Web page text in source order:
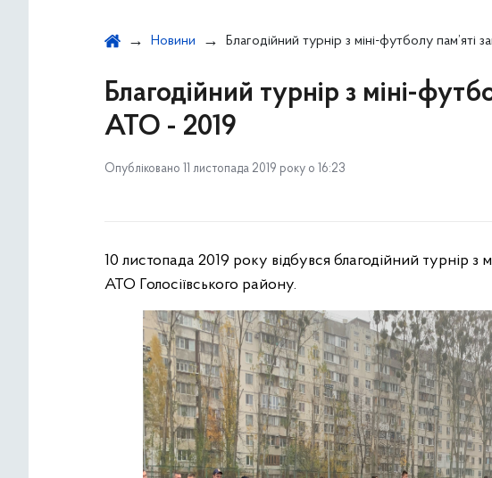
Новини Благодійний турнір з міні-футболу пам’яті загиблих воїнів АТО -
Благодійний турнір з міні-
АТО - 2019
Опубліковано 11 листопада 2019 року о 16:23
10 листопада 2019 року відбувся благодійний турнір з
АТО Голосіївського району.